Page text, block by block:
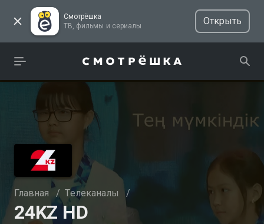
Смотрёшка
ТВ, фильмы и сериалы
Открыть
Главная / Телеканалы /
24KZ HD